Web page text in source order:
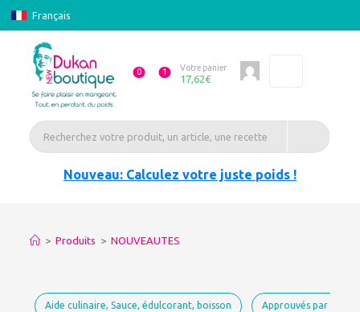
Français
0 1 Votre panier
17,62€
Nouveau: Calculez votre juste poids !
> Produits > NOUVEAUTES
Aide culinaire, Sauce, édulcorant, boisson Approuvés par Dukan